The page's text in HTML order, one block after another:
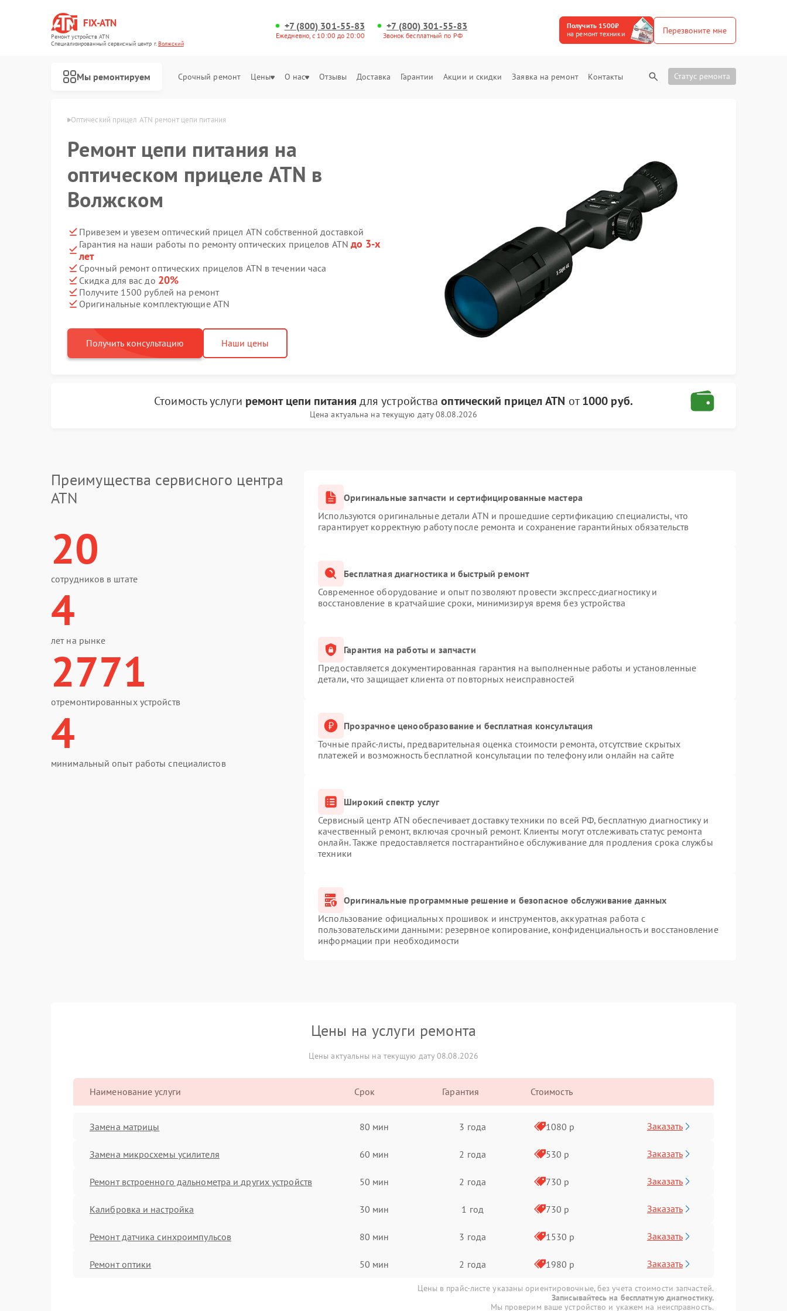
FIX-ATN
Ремонт устройств ATN
Специализированный cервисный центр г.Волжский
+7 (800) 301-55-83
Ежедневно, с 10:00 до 20:00
+7 (800) 301-55-83
Звонок бесплатный по РФ
Получить 1500₽
на ремонт техники
Перезвоните мне
Мы ремонтируем Срочный ремонт Цены О нас Отзывы Доставка Гарантии Акции и скидки Заявка на ремонт Контакты Статус ремонта
Оптический прицел ATN ремонт цепи питания
Ремонт цепи питания на
оптическом прицеле ATN в
Волжском
Привезем и увезем оптический прицел ATN собственной доставкой
Гарантия на наши работы по ремонту оптических прицелов ATN до 3-х
лет
Срочный ремонт оптических прицелов ATN в течении часа
Скидка для вас до 20%
Получите 1500 рублей на ремонт
Оригинальные комплектующие ATN
Получить консультацию Наши цены
Стоимость услуги ремонт цепи питания для устройстваоптический прицел ATN от1000 руб.
Цена актуальна на текущую дату 08.08.2026
Преимущества сервисного центра
ATN
20
сотрудников в штате
4
лет на рынке
2771
отремонтированных устройств
4
минимальный опыт работы специалистов
Оригинальные запчасти и сертифицированные мастера
Используются оригинальные детали ATN и прошедшие сертификацию специалисты, что
гарантирует корректную работу после ремонта и сохранение гарантийных обязательств
Бесплатная диагностика и быстрый ремонт
Современное оборудование и опыт позволяют провести экспресс-диагностику и
восстановление в кратчайшие сроки, минимизируя время без устройства
Гарантия на работы и запчасти
Предоставляется документированная гарантия на выполненные работы и установленные
детали, что защищает клиента от повторных неисправностей
Прозрачное ценообразование и бесплатная консультация
Точные прайс-листы, предварительная оценка стоимости ремонта, отсутствие скрытых
платежей и возможность бесплатной консультации по телефону или онлайн на сайте
Широкий спектр услуг
Сервисный центр ATN обеспечивает доставку техники по всей РФ, бесплатную диагностику и
качественный ремонт, включая срочный ремонт. Клиенты могут отслеживать статус ремонта
онлайн. Также предоставляется постгарантийное обслуживание для продления срока службы
техники
Оригинальные программные решение и безопасное обслуживание данных
Использование официальных прошивок и инструментов, аккуратная работа с
пользовательскими данными: резервное копирование, конфиденциальность и восстановление
информации при необходимости
Цены на услуги ремонта
Цены актуальны на текущую дату 08.08.2026
Наименование услуги Срок Гарантия Стоимость
Замена матрицы 80 мин 3 года 1080 р Заказать
Замена микросхемы усилителя 60 мин 2 года 530 р Заказать
Ремонт встроенного дальнометра и других устройств 50 мин 2 года 730 р Заказать
Калибровка и настройка 30 мин 1 год 730 р Заказать
Ремонт датчика синхроимпульсов 80 мин 3 года 1530 р Заказать
Ремонт оптики 50 мин 2 года 1980 р Заказать
Цены в прайс-листе указаны ориентировочные, без учета стоимости запчастей.
Записывайтесь на бесплатную диагностику.
Мы проверим ваше устройство и укажем на неисправность.